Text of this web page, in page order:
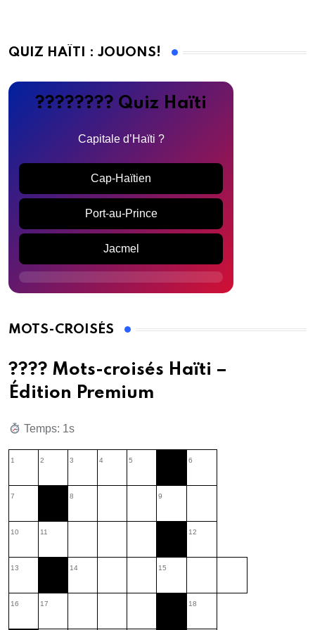
QUIZ HAÏTI : JOUONS!
???????? Quiz Haïti
Capitale d’Haïti ?
Cap-Haïtien
Port-au-Prince
Jacmel
MOTS-CROISÉS
???? Mots-croisés Haïti –
Édition Premium
Temps: 2s
1 2 3 4 5 6
7 8 9
10 11 12
13 14 15
16 17 18